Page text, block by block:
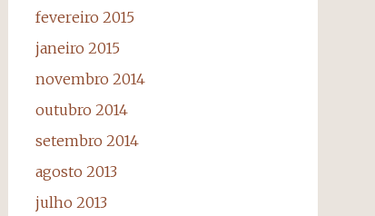
fevereiro 2015
janeiro 2015
novembro 2014
outubro 2014
setembro 2014
agosto 2013
julho 2013